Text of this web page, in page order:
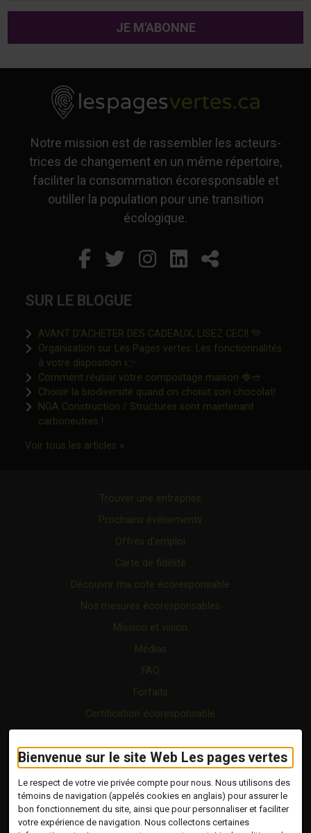
Bienvenue sur le site Web Les pages vertes
Le respect de votre vie privée compte pour nous. Nous utilisons des
témoins de navigation (appelés cookies en anglais) pour assurer le
bon fonctionnement du site, ainsi que pour personnaliser et faciliter
votre expérience de navigation. Nous collectons certaines
Notre mission est de rassembler les acteurs-
trices de changement en un même répertoire,
faciliter la consommation écoresponsable et
outiller la population pour une transition
écologique.
Facebook
Ce lien s'ouvrira dans
Twitter
Ce lien s'ouvrira
Instagram
Ce lien s'ouvrira
LinkedIn
Ce lien
Partager
SUR LE BLOGUE
AVANT D’ACHETER DES CADEAUX, LISEZ CECI! 💚
Organisation sur Les Pages vertes: Les fonctionnalités
à votre disposition 👉Ce lien s'ouvrira dans une nouvelle
Comment réussir votre compostage maison 🍓🥙
Choisir la biodiversité quand on choisit son chocolat!Ce lien
NGA Construction / Structures sont maintenant
carboneutres !Ce lien s'ouvrira dans une nouvelle fenêtre"
Voir tous les articles »Ce lien s'ouvrira dans une nouvelle
Trouver une entreprise
Prochains événements
Offres d’emploi
Carte de fidélité
Découvrir ma cote écoresponsable
Nos mesures écoresponsables
Mission et vision
Médias
FAQ
Forfaits
Certification écoresponsable
Vidéo
Blogue
Copyright © 2026 Tous droits réservés.
Les Pages Vertes | Répertoire d'entreprises